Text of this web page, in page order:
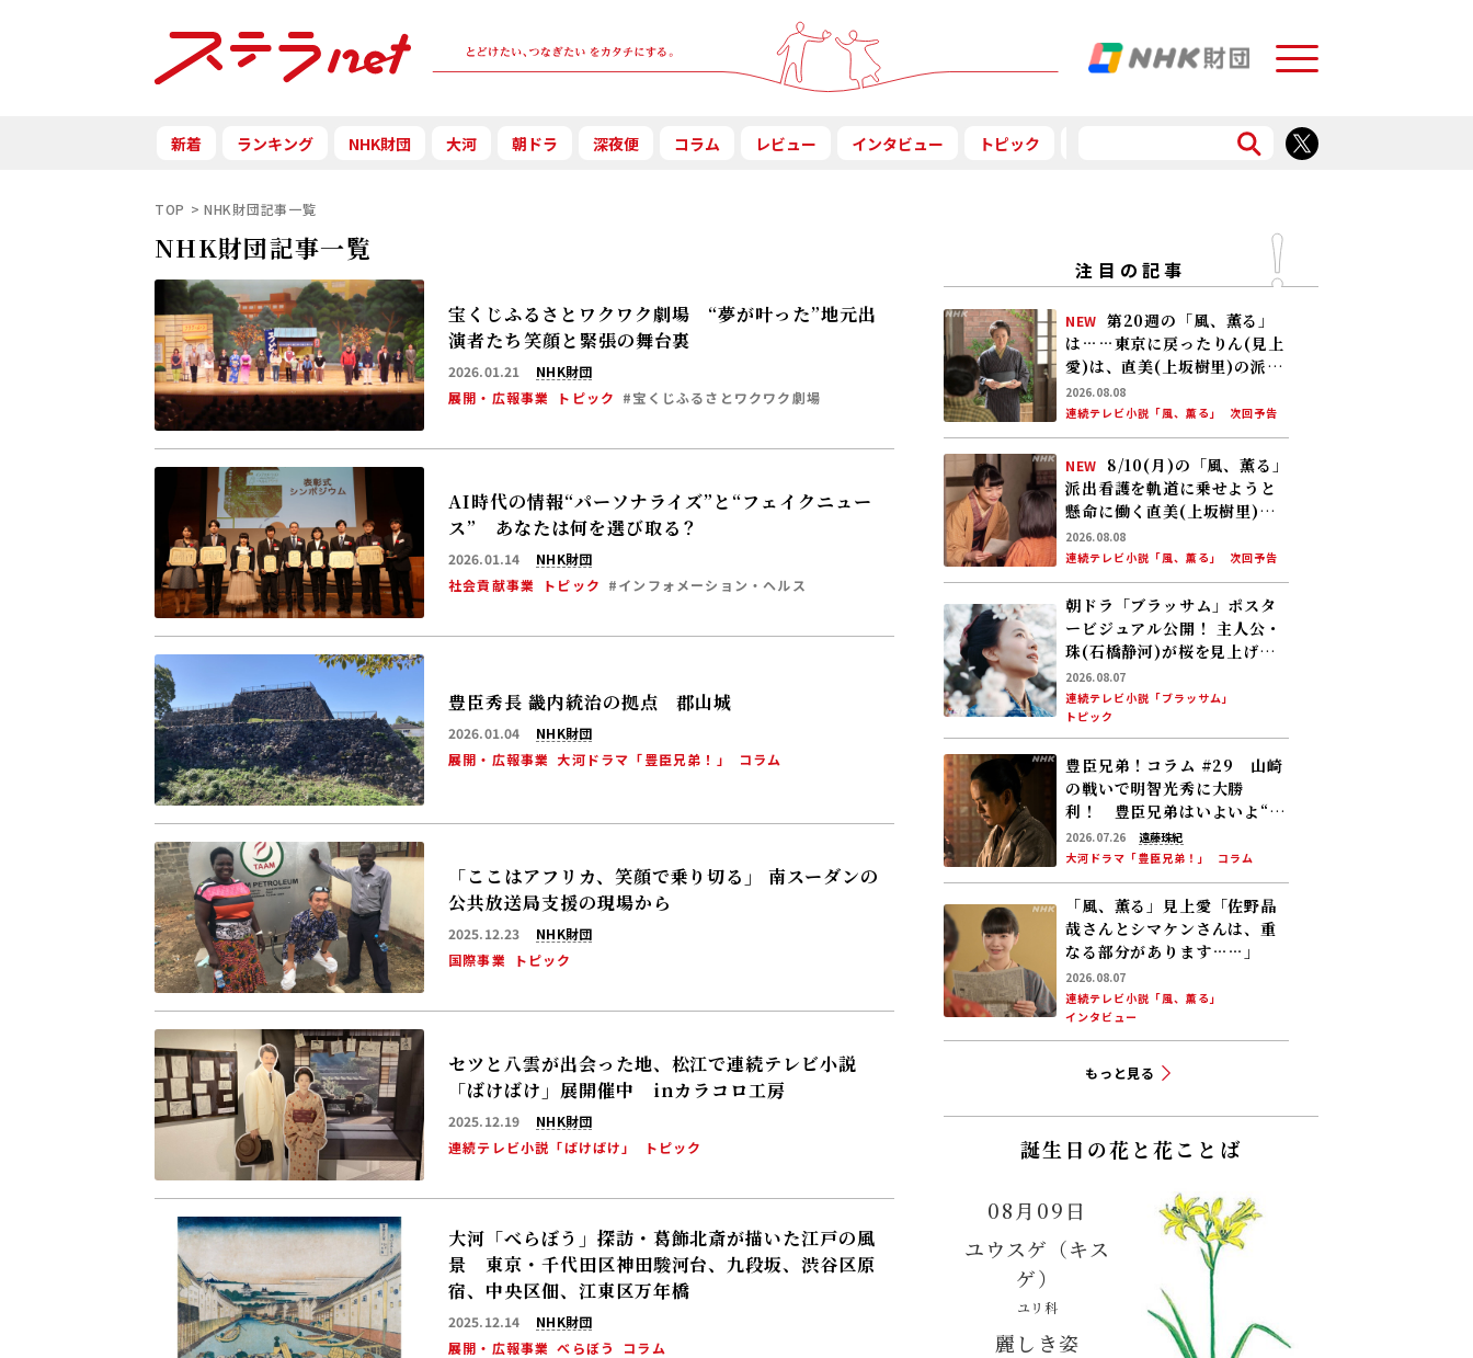
Menu
新着 ランキング NHK財団 大河 朝ドラ 深夜便 コラム レビュー インタビュー トピック
TOP NHK財団記事一覧
NHK財団記事一覧
宝くじふるさとワクワク劇場 “夢が叶った”地元出
演者たち――笑顔と緊張の舞台裏
2026.01.21
NHK財団
展開・広報事業
トピック #宝くじふるさとワクワク劇場
AI時代の情報“パーソナライズ”と“フェイクニュー
ス” あなたは何を選び取る？
2026.01.14
NHK財団
社会貢献事業
トピック #インフォメーション・ヘルス
豊臣秀長 畿内統治の拠点 郡山城
2026.01.04
NHK財団
展開・広報事業 大河ドラマ「豊臣兄弟！」 コラム
「ここはアフリカ、笑顔で乗り切る」 南スーダンの
公共放送局支援の現場から
2025.12.23
NHK財団
国際事業
トピック
セツと八雲が出会った地、松江で連続テレビ小説
「ばけばけ」展開催中 inカラコロ工房
2025.12.19
NHK財団
連続テレビ小説「ばけばけ」
トピック
大河「べらぼう」探訪・葛飾北斎が描いた江戸の風
景 東京・千代田区神田駿河台、九段坂、渋谷区原
宿、中央区佃、江東区万年橋
2025.12.14
NHK財団
展開・広報事業 べらぼう コラム
注目の記事
NEW 第20週の「風、薫る」
は……東京に戻ったりん(見上
愛)は、直美(上坂樹里)の派出
看護婦会で働くことに。そん
な中、直美は自分の理想とし
た無償の看護を始める
2026.08.08
連続テレビ小説「風、薫る」
次回予告
NEW
8/10(月)の「風、薫る」
派出看護を軌道に乗せようと
懸命に働く直美(上坂樹里)。
そんな中、りん(見上愛)が新
潟から帰ってくる
2026.08.08
連続テレビ小説「風、薫る」
次回予告
朝ドラ「ブラッサム」ポスタ
ービジュアル公開！ 主人公・
珠(石橋静河)が桜を見上げる
印象的な1枚 タイトル映像は
奥山大史監督、語りは三條雅
幸アナ 2026年度後期放送
2026.08.07
連続テレビ小説「ブラッサム」
トピック
豊臣兄弟！コラム #29 山崎
の戦いで明智光秀に大勝
利！ 豊臣兄弟はいよいよ“天
下への道”を歩み始める
2026.07.26
遠藤珠紀
大河ドラマ「豊臣兄弟！」
コラム
「風、薫る」見上愛「佐野晶
哉さんとシマケンさんは、重
なる部分があります……」
2026.08.07
連続テレビ小説「風、薫る」
インタビュー
もっと見る
誕生日の花と花ことば
08月09日
ユウスゲ（キス
ゲ）
ユリ科
麗しき姿